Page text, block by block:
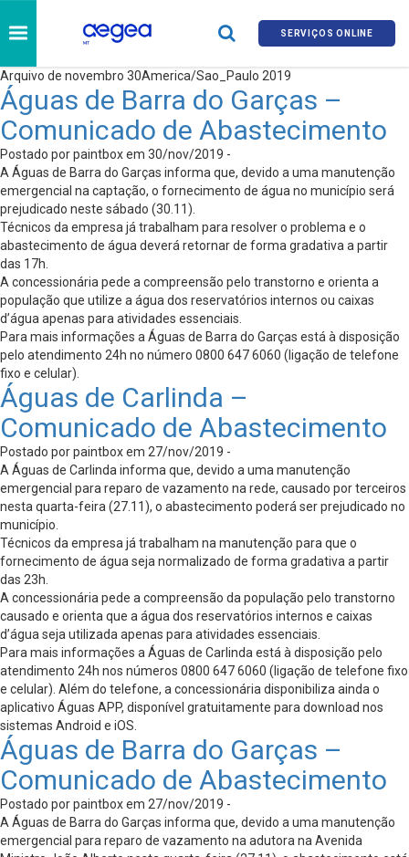
SERVIÇOS ONLINE
Arquivo de novembro 30America/Sao_Paulo 2019
Águas de Barra do Garças –
Comunicado de Abastecimento
Postado por paintbox em 30/nov/2019 -
A Águas de Barra do Garças informa que, devido a uma manutenção
emergencial na captação, o fornecimento de água no município será
prejudicado neste sábado (30.11).
Técnicos da empresa já trabalham para resolver o problema e o
abastecimento de água deverá retornar de forma gradativa a partir
das 17h.
A concessionária pede a compreensão pelo transtorno e orienta a
população que utilize a água dos reservatórios internos ou caixas
d’água apenas para atividades essenciais.
Para mais informações a Águas de Barra do Garças está à disposição
pelo atendimento 24h no número 0800 647 6060 (ligação de telefone
fixo e celular).
Águas de Carlinda –
Comunicado de Abastecimento
Postado por paintbox em 27/nov/2019 -
A Águas de Carlinda informa que, devido a uma manutenção
emergencial para reparo de vazamento na rede, causado por terceiros
nesta quarta-feira (27.11), o abastecimento poderá ser prejudicado no
município.
Técnicos da empresa já trabalham na manutenção para que o
fornecimento de água seja normalizado de forma gradativa a partir
das 23h.
A concessionária pede a compreensão da população pelo transtorno
causado e orienta que a água dos reservatórios internos e caixas
d’água seja utilizada apenas para atividades essenciais.
Para mais informações a Águas de Carlinda está à disposição pelo
atendimento 24h nos números 0800 647 6060 (ligação de telefone fixo
e celular). Além do telefone, a concessionária disponibiliza ainda o
aplicativo Águas APP, disponível gratuitamente para download nos
sistemas Android e iOS.
Águas de Barra do Garças –
Comunicado de Abastecimento
Postado por paintbox em 27/nov/2019 -
A Águas de Barra do Garças informa que, devido a uma manutenção
emergencial para reparo de vazamento na adutora na Avenida